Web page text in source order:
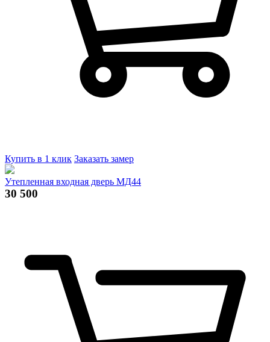
Купить в 1 клик Заказать замер
Утепленная входная дверь МД44
30 500